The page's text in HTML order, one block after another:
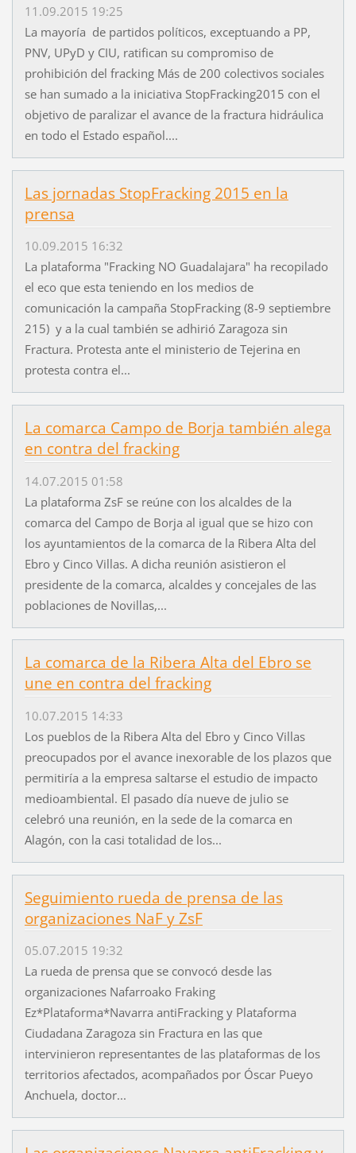
11.09.2015 19:25
La mayoría de partidos políticos, exceptuando a PP,
PNV, UPyD y CIU, ratifican su compromiso de
prohibición del fracking Más de 200 colectivos sociales
se han sumado a la iniciativa StopFracking2015 con el
objetivo de paralizar el avance de la fractura hidráulica
en todo el Estado español....
Las jornadas StopFracking 2015 en la
prensa
10.09.2015 16:32
La plataforma "Fracking NO Guadalajara" ha recopilado
el eco que esta teniendo en los medios de
comunicación la campaña StopFracking (8-9 septiembre
215) y a la cual también se adhirió Zaragoza sin
Fractura. Protesta ante el ministerio de Tejerina en
protesta contra el...
La comarca Campo de Borja también alega
en contra del fracking
14.07.2015 01:58
La plataforma ZsF se reúne con los alcaldes de la
comarca del Campo de Borja al igual que se hizo con
los ayuntamientos de la comarca de la Ribera Alta del
Ebro y Cinco Villas. A dicha reunión asistieron el
presidente de la comarca, alcaldes y concejales de las
poblaciones de Novillas,...
La comarca de la Ribera Alta del Ebro se
une en contra del fracking
10.07.2015 14:33
Los pueblos de la Ribera Alta del Ebro y Cinco Villas
preocupados por el avance inexorable de los plazos que
permitiría a la empresa saltarse el estudio de impacto
medioambiental. El pasado día nueve de julio se
celebró una reunión, en la sede de la comarca en
Alagón, con la casi totalidad de los...
Seguimiento rueda de prensa de las
organizaciones NaF y ZsF
05.07.2015 19:32
La rueda de prensa que se convocó desde las
organizaciones Nafarroako Fraking
Ez*Plataforma*Navarra antiFracking y Plataforma
Ciudadana Zaragoza sin Fractura en las que
intervinieron representantes de las plataformas de los
territorios afectados, acompañados por Óscar Pueyo
Anchuela, doctor...